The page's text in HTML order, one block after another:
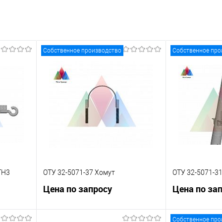
Собственное производство
ОТУ 32-5071-37 Хомут
Цена по запросу
Собственное
ОТУ 32-5071-
Цена по
Собственное